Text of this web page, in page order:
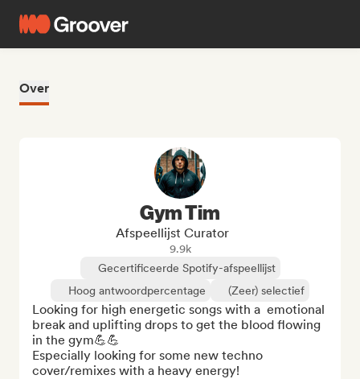
Over
Gym Tim
Afspeellijst Curator
9.9k
Gecertificeerde Spotify-afspeellijst
Hoog antwoordpercentage
(Zeer) selectief
Looking for high energetic songs with a  emotional
break and uplifting drops to get the blood flowing
in the gym💪💪
Especially looking for some new techno
cover/remixes with a heavy energy!